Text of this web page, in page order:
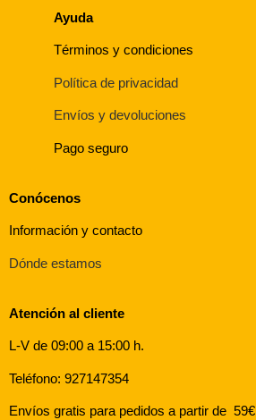
Ayuda
Términos y condiciones
Política de privacidad
Envíos y devoluciones
Pago seguro
Conócenos
Información y contacto
Dónde estamos
Atención al cliente
L-V de 09:00 a 15:00 h.
Teléfono: 927147354
Envíos gratis para pedidos a partir de 59€